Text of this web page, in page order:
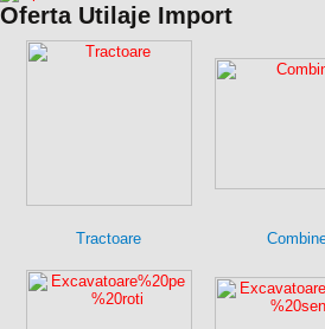
Oferta Utilaje Import
Tractoare